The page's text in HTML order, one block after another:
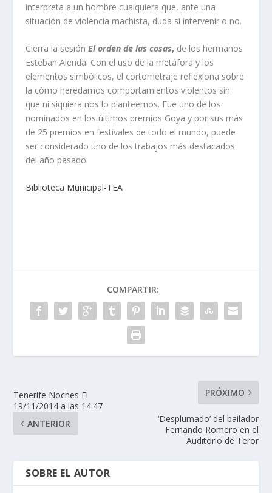
interpreta a un hombre cualquiera que, ante una
situación de violencia machista, duda si intervenir o no.
Cierra la sesiónEl orden de las cosas, de los hermanos
Esteban Alenda. Con el uso de la metáfora y los
elementos simbólicos, el cortometraje reflexiona sobre
la cómo heredamos comportamientos violentos sin
que ni siquiera nos lo planteemos. Fue uno de los
nominados en los últimos premios Goya y por sus más
de 25 premios en festivales de todo el mundo, puede
ser considerado uno de los trabajos más destacados
del año pasado.
Biblioteca Municipal-TEA
COMPARTIR:
Tenerife Noches El
19/11/2014 a las 14:47
ANTERIOR
PRÓXIMO
‘Desplumado’ del bailador
Fernando Romero en el
Auditorio de Teror
SOBRE EL AUTOR